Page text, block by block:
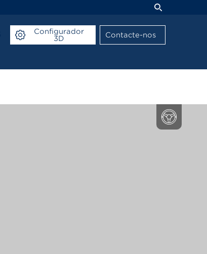
Configurador
3D
Contacte-nos